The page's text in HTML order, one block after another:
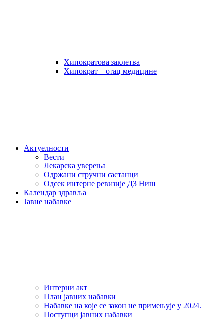
Хипократова заклетва
Хипократ – отац медицине
Актуелности
Вести
Лекарска уверења
Одржани стручни састанци
Одсек интерне ревизије ДЗ Ниш
Календар здравља
Јавне набавке
Интерни акт
План јавних набавки
Набавке на које се закон не примењује у 2024.
Поступци јавних набавки